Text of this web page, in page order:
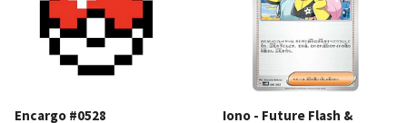
Encargo #0528
Iono - Future Flash &